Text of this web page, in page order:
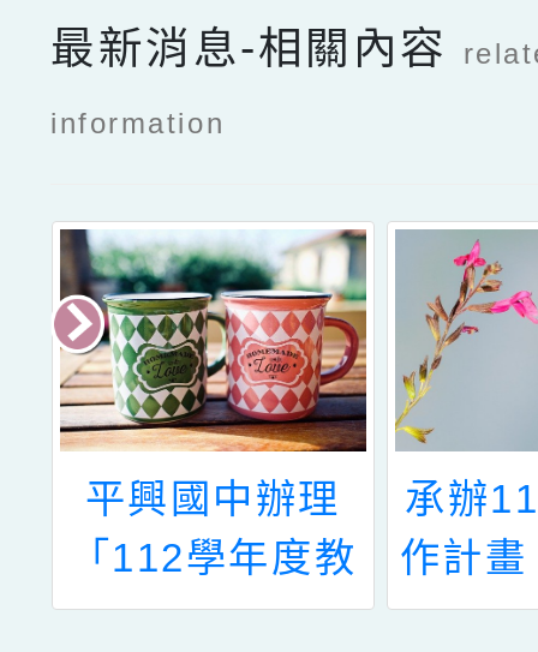
最新消息-相關內容
information
平興國中辦理
「112學年度教
育優先區親職教
承辦
作計
長培